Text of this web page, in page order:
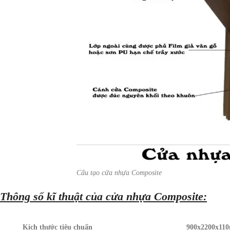
Cấu tạo cửa nhựa Composite
Thông số kĩ thuật của cửa nhựa Composite:
Kích thước tiêu chuẩn